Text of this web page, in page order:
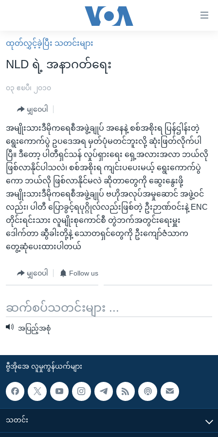
လွယ်ကူ
စေ
Link
များ
ပင်မ
အကြောင်းအရာ
ကျော်
ကြည့်
ရန်
ပင်မ
အ
ညွန်း
စာမျက်နှာ
ကျော်
ကြည့်
ရှာဖွေ
ရန်
ကျော်
မူလစာမျက်နှာ
မြန်မာ
ကမ္ဘာ့သတင်းများ
နိုင်ငံတကာ
အမေရိကန်
တရုတ်
အစ္စရေး-ပါလက်စတိုင်း
သတင်းလွတ်လပ်ခွင့်
ရပ်ဝန်းတခု လမ်းတခု အလွန်
အင်္ဂလိပ်စာလေ့လာမယ်
အမေရိကန်သုံးအီဒီယံ
မကြေးမုံရဲ့ အင်္ဂလိပ်စာ
ရုပ်ရှင်ထဲက အင်္ဂလိပ်စာ
သုတပဒေသာ အင်္ဂလိပ်စာ
အပတ်စဉ်ကဏ္ဍများ
ရေဒီယို
တီဗွီ
ရေဒီယိုနှင့်ရုပ်သံ အချက်အလက်များ
ရေဒီယို/တီဗွီအစီအစဉ်
Learning English
ဘာသာစကားများ
ထုတ်လွှင့်ခဲ့ပြီး သတင်းများ
NLD ရဲ့ အနာဂတ်ရေး
၀၃ ဧၿပီ၊ ၂၀၁၀
မျှဝေပါ
အမျိုးသားဒီမိုကရေစီအဖွဲ့ချုပ် အနေနဲ့ စစ်အစိုးရ ပြန်ဌါန်းတဲ့
ရွေးကောက်ပွဲ ဥပဒေအရ မှတ်ပုံမတင်ဘူးလို့ ဆုံးဖြတ်လိုက်ပါ
ပြီ။ ဒီတော့ ပါတီရှင်သန် လှုပ်ရှားရေး ရှေ့အလားအလာ ဘယ်လို
ဖြစ်လာနိုင်ပါသလဲ၊ စစ်အစိုးရ ကျင်းပပေးမယ့် ရွေးကောက်ပွဲ
ကော ဘယ်လို ဖြစ်လာနိုင်မလဲ ဆိုတာတွေကို ဆွေးနွေးဖို့
အမျိုးသားဒီမိုကရေစီအဖွဲ့ချုပ် ဗဟိုအလုပ်အမှုဆောင် အဖွဲ့ဝင်
လည်း၊ ပါတီ ပြောခွင့်ရပုဂ္ဂိုလ်လည်းဖြစ်တဲ့ ဦးဉာဏ်ဝင်းနဲ့ ENC
တိုင်းရင်းသား လူမျိုးစုကောင်စီ တွဲဘက်အတွင်းရေးမှူး
ဒေါက်တာ ဆွီခါးတို့နဲ့ သောတရှင်တွေကို ဦးကျော်ဇံသာက
တွေ့ဆုံပေးထားပါတယ်
မျှဝေပါ Follow us
ဆက်စပ်သတင်းများ ...
အပြည့်အစုံ
ဗွီအိုအေ လူမှုကွန်ယက်များ
သတင်း